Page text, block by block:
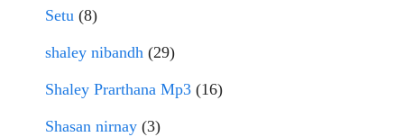
Setu (8)
shaley nibandh (29)
Shaley Prarthana Mp3 (16)
Shasan nirnay (3)